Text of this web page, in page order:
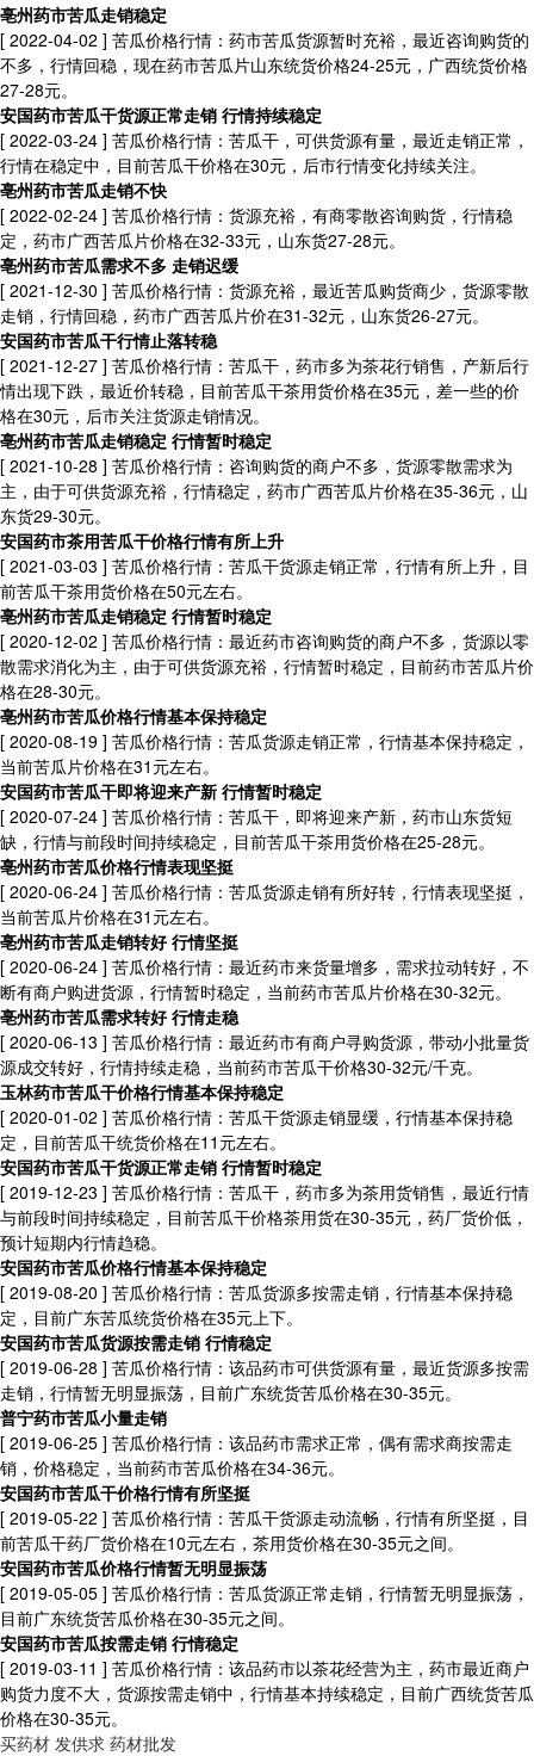
亳州药市苦瓜走销稳定
[ 2022-04-02 ] 苦瓜价格行情：药市苦瓜货源暂时充裕，最近咨询购货的
不多，行情回稳，现在药市苦瓜片山东统货价格24-25元，广西统货价格
27-28元。
安国药市苦瓜干货源正常走销 行情持续稳定
[ 2022-03-24 ] 苦瓜价格行情：苦瓜干，可供货源有量，最近走销正常，
行情在稳定中，目前苦瓜干价格在30元，后市行情变化持续关注。
亳州药市苦瓜走销不快
[ 2022-02-24 ] 苦瓜价格行情：货源充裕，有商零散咨询购货，行情稳
定，药市广西苦瓜片价格在32-33元，山东货27-28元。
亳州药市苦瓜需求不多 走销迟缓
[ 2021-12-30 ] 苦瓜价格行情：货源充裕，最近苦瓜购货商少，货源零散
走销，行情回稳，药市广西苦瓜片价在31-32元，山东货26-27元。
安国药市苦瓜干行情止落转稳
[ 2021-12-27 ] 苦瓜价格行情：苦瓜干，药市多为茶花行销售，产新后行
情出现下跌，最近价转稳，目前苦瓜干茶用货价格在35元，差一些的价
格在30元，后市关注货源走销情况。
亳州药市苦瓜走销稳定 行情暂时稳定
[ 2021-10-28 ] 苦瓜价格行情：咨询购货的商户不多，货源零散需求为
主，由于可供货源充裕，行情稳定，药市广西苦瓜片价格在35-36元，山
东货29-30元。
安国药市茶用苦瓜干价格行情有所上升
[ 2021-03-03 ] 苦瓜价格行情：苦瓜干货源走销正常，行情有所上升，目
前苦瓜干茶用货价格在50元左右。
亳州药市苦瓜走销稳定 行情暂时稳定
[ 2020-12-02 ] 苦瓜价格行情：最近药市咨询购货的商户不多，货源以零
散需求消化为主，由于可供货源充裕，行情暂时稳定，目前药市苦瓜片价
格在28-30元。
亳州药市苦瓜价格行情基本保持稳定
[ 2020-08-19 ] 苦瓜价格行情：苦瓜货源走销正常，行情基本保持稳定，
当前苦瓜片价格在31元左右。
安国药市苦瓜干即将迎来产新 行情暂时稳定
[ 2020-07-24 ] 苦瓜价格行情：苦瓜干，即将迎来产新，药市山东货短
缺，行情与前段时间持续稳定，目前苦瓜干茶用货价格在25-28元。
亳州药市苦瓜价格行情表现坚挺
[ 2020-06-24 ] 苦瓜价格行情：苦瓜货源走销有所好转，行情表现坚挺，
当前苦瓜片价格在31元左右。
亳州药市苦瓜走销转好 行情坚挺
[ 2020-06-24 ] 苦瓜价格行情：最近药市来货量增多，需求拉动转好，不
断有商户购进货源，行情暂时稳定，当前药市苦瓜片价格在30-32元。
亳州药市苦瓜需求转好 行情走稳
[ 2020-06-13 ] 苦瓜价格行情：最近药市有商户寻购货源，带动小批量货
源成交转好，行情持续走稳，当前药市苦瓜干价格30-32元/千克。
玉林药市苦瓜干价格行情基本保持稳定
[ 2020-01-02 ] 苦瓜价格行情：苦瓜干货源走销显缓，行情基本保持稳
定，目前苦瓜干统货价格在11元左右。
安国药市苦瓜干货源正常走销 行情暂时稳定
[ 2019-12-23 ] 苦瓜价格行情：苦瓜干，药市多为茶用货销售，最近行情
与前段时间持续稳定，目前苦瓜干价格茶用货在30-35元，药厂货价低，
预计短期内行情趋稳。
安国药市苦瓜价格行情基本保持稳定
[ 2019-08-20 ] 苦瓜价格行情：苦瓜货源多按需走销，行情基本保持稳
定，目前广东苦瓜统货价格在35元上下。
安国药市苦瓜货源按需走销 行情稳定
[ 2019-06-28 ] 苦瓜价格行情：该品药市可供货源有量，最近货源多按需
走销，行情暂无明显振荡，目前广东统货苦瓜价格在30-35元。
普宁药市苦瓜小量走销
[ 2019-06-25 ] 苦瓜价格行情：该品药市需求正常，偶有需求商按需走
销，价格稳定，当前药市苦瓜价格在34-36元。
安国药市苦瓜干价格行情有所坚挺
[ 2019-05-22 ] 苦瓜价格行情：苦瓜干货源走动流畅，行情有所坚挺，目
前苦瓜干药厂货价格在10元左右，茶用货价格在30-35元之间。
安国药市苦瓜价格行情暂无明显振荡
[ 2019-05-05 ] 苦瓜价格行情：苦瓜货源正常走销，行情暂无明显振荡，
目前广东统货苦瓜价格在30-35元之间。
安国药市苦瓜按需走销 行情稳定
[ 2019-03-11 ] 苦瓜价格行情：该品药市以茶花经营为主，药市最近商户
购货力度不大，货源按需走销中，行情基本持续稳定，目前广西统货苦瓜
价格在30-35元。
买药材 发供求 药材批发